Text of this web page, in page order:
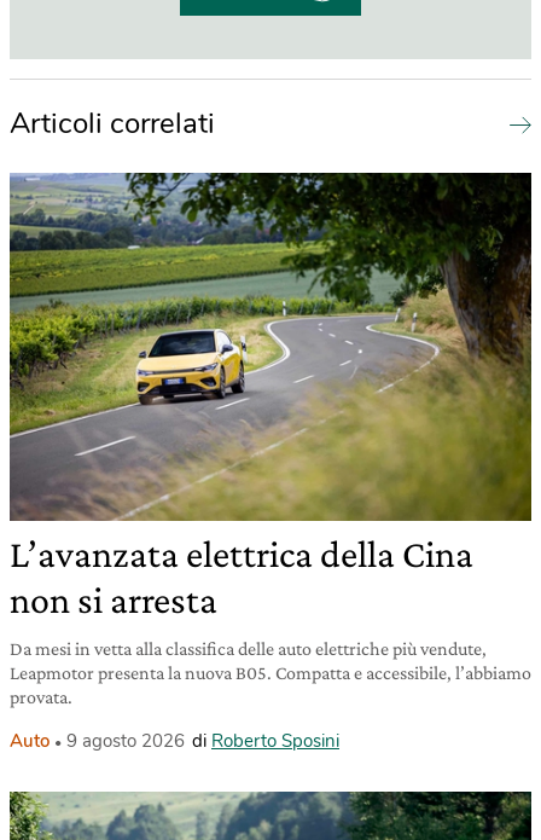
Articoli correlati
L’avanzata elettrica della Cina
non si arresta
Da mesi in vetta alla classifica delle auto elettriche più vendute,
Leapmotor presenta la nuova B05. Compatta e accessibile, l’abbiamo
provata.
Auto 9 agosto 2026 di Roberto Sposini